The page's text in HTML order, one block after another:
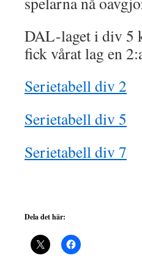
DAL-laget i div 5
fick vårat lag en
Serietabell div 2
Serietabell div 5
Serietabell div 7
Dela det här: